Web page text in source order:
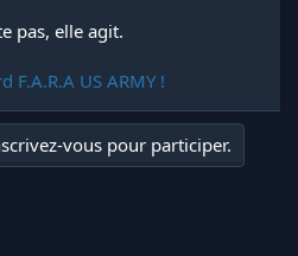
pas, elle agit.
F.A.R.A US ARMY !
vous pour participer.